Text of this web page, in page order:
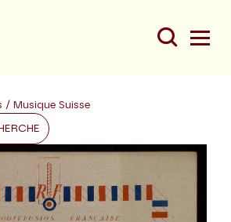
/ Musique Suisse